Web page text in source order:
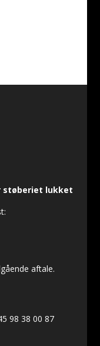
støberiet lukket
aftale.
98 38 00 87